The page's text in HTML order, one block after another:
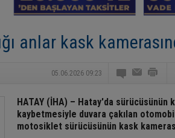
anlar kask
05.06.2026 09:23
HATAY (İHA) – Hatay'da sürücüsünün
kaybetmesiyle duvara çakılan
motosiklet sürücüsünün kask